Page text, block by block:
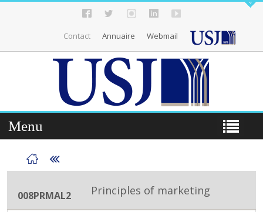
Contact Annuaire Webmail
Menu
008PRMAL2 Principles of marketing